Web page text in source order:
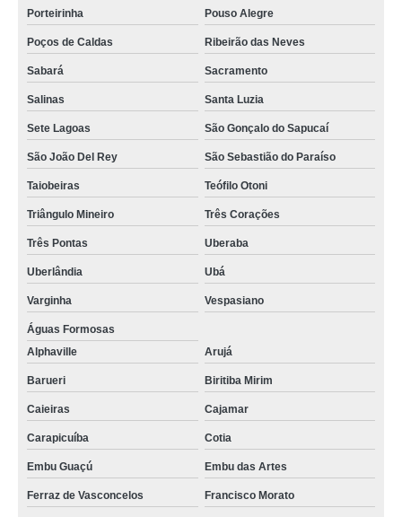
Porteirinha Pouso Alegre
Poços de Caldas Ribeirão das Neves
Sabará Sacramento
Salinas Santa Luzia
Sete Lagoas São Gonçalo do Sapucaí
São João Del Rey São Sebastião do Paraíso
Taiobeiras Teófilo Otoni
Triângulo Mineiro Três Corações
Três Pontas Uberaba
Uberlândia Ubá
Varginha Vespasiano
Águas Formosas
Alphaville
Arujá
Barueri Biritiba Mirim
Caieiras Cajamar
Carapicuíba Cotia
Embu Guaçú Embu das Artes
Ferraz de Vasconcelos Francisco Morato